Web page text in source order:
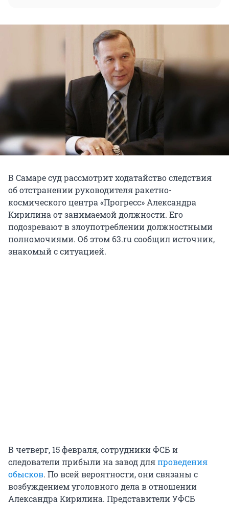
В Самаре суд рассмотрит ходатайство следствия
об отстранении руководителя ракетно-
космического центра «Прогресс» Александра
Кирилина от занимаемой должности. Его
подозревают в злоупотреблении должностными
полномочиями. Об этом 63.ru сообщил источник,
знакомый с ситуацией.
В четверг, 15 февраля, сотрудники ФСБ и
следователи прибыли на завод дляпроведения
обысков. По всей вероятности, они связаны с
возбуждением уголовного дела в отношении
Александра Кирилина. Представители УФСБ